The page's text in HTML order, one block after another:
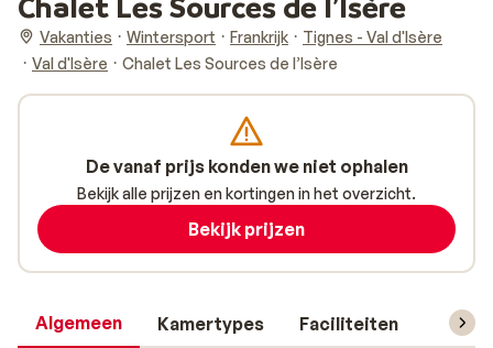
Vakanties Wintersport Frankrijk
Tignes - Val d'Isère
Val d'Isère
Chalet Les Sources de l’Isère
Algemeen Kamertypes Faciliteiten
De vanaf prijs konden we niet ophalen
Bekijk alle prijzen en kortingen in het overzicht.
Bekijk prijzen